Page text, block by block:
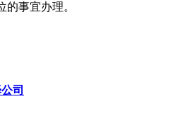
的事宜办理。
司